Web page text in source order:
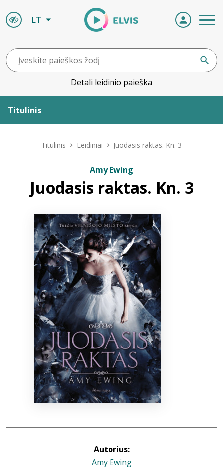
LT
Detali leidinio paieška
Titulinis
ELVIS atvyksta
Naujienos
Bibliotekoms
+370 667 80 541
info@elvislab.lt
Titulinis Leidiniai Juodasis raktas. Kn. 3
Amy Ewing
Juodasis raktas. Kn. 3
Autorius:
Amy Ewing